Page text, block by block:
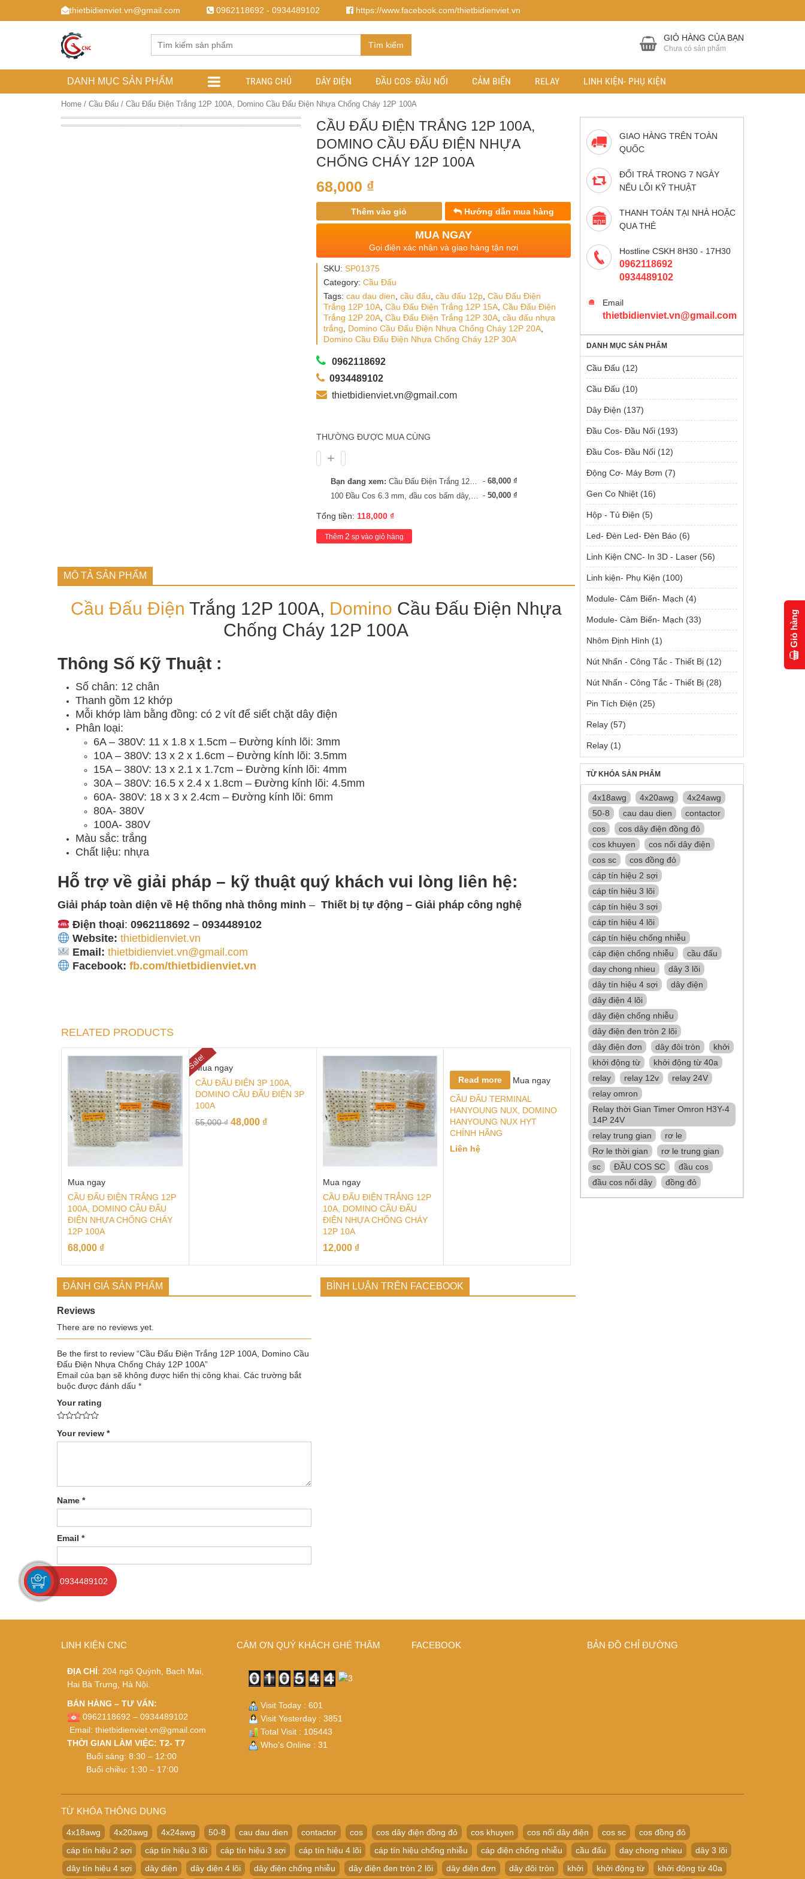
thietbidienviet.vn@gmail.com 0962118692 - 0934489102 https://www.facebook.com/thietbidienviet.vn
Tìm kiếm
GIỎ HÀNG CỦA BẠN
Chưa có sản phẩm
DANH MỤC SẢN PHẨM TRANG CHỦ DÂY ĐIỆN ĐẦU COS- ĐẦU NỐI CẢM BIẾN RELAY LINH KIỆN- PHỤ KIỆN
Home / Cầu Đấu / Cầu Đấu Điện Trắng 12P 100A, Domino Cầu Đấu Điện Nhựa Chống Cháy 12P 100A
CẦU ĐẤU ĐIỆN TRẮNG 12P 100A,
DOMINO CẦU ĐẤU ĐIỆN NHỰA
CHỐNG CHÁY 12P 100A
68,000 ₫
Thêm vào giỏ Hướng dẫn mua hàng
MUA NGAY
Gọi điện xác nhận và giao hàng tận nơi
SKU: SP01375
Category: Cầu Đấu
Tags: cau dau dien cầu đấu cầu đấu 12p, Cầu Đấu Điện
Trắng 12P 10A, Cầu Đấu Điện Trắng 12P 15A, Cầu Đấu Điện
Trắng 12P 20A, Cầu Đấu Điện Trắng 12P 30A, cầu đấu nhựa
trắng
Domino Cầu Đấu Điện Nhựa Chống Cháy 12P 20A,
Domino Cầu Đấu Điện Nhựa Chống Cháy 12P 30A
0962118692
0934489102
thietbidienviet.vn@gmail.com
THƯỜNG ĐƯỢC MUA CÙNG
Bạn đang xem: Cầu Đấu Điện Trắng 12P 100A, Domino Cầu Đấu Điện Nhựa Chống Cháy 12P 100A - 68,000 ₫
- 50,000 ₫
Tổng tiền: 118,000 ₫
Thêm 2 sp vào giỏ hàng
MÔ TẢ SẢN PHẨM
Cầu Đấu Điện Trắng 12P 100A, Domino Cầu Đấu Điện Nhựa
Chống Cháy 12P 100A
Thông Số Kỹ Thuật :
Số chân: 12 chân
Thanh gồm 12 khớp
Mỗi khớp làm bằng đồng: có 2 vít để siết chặt dây điện
Phân loại:
6A – 380V: 11 x 1.8 x 1.5cm – Đường kính lõi: 3mm
10A – 380V: 13 x 2 x 1.6cm – Đường kính lõi: 3.5mm
15A – 380V: 13 x 2.1 x 1.7cm – Đường kính lõi: 4mm
30A – 380V: 16.5 x 2.4 x 1.8cm – Đường kính lõi: 4.5mm
60A- 380V: 18 x 3 x 2.4cm – Đường kính lõi: 6mm
80A- 380V
100A- 380V
Màu sắc: trắng
Chất liệu: nhựa
Hỗ trợ về giải pháp – kỹ thuật quý khách vui lòng liên hệ:
Giải pháp toàn diện về Hệ thống nhà thông minh – Thiết bị tự động – Giải pháp công nghệ
Điện thoại: 0962118692 – 0934489102
Website: thietbidienviet.vn
Email: thietbidienviet.vn@gmail.com
Facebook: fb.com/thietbidienviet.vn
RELATED PRODUCTS
Mua ngay
CẦU ĐẤU ĐIỆN TRẮNG 12P
100A, DOMINO CẦU ĐẤU
ĐIỆN NHỰA CHỐNG CHÁY
12P 100A
68,000 ₫
Sale!
Mua ngay
CẦU ĐẤU ĐIỆN 3P 100A,
DOMINO CẦU ĐẤU ĐIỆN 3P
100A
55,000₫ 48,000 ₫
Mua ngay
CẦU ĐẤU ĐIỆN TRẮNG 12P
10A, DOMINO CẦU ĐẤU
ĐIỆN NHỰA CHỐNG CHÁY
12P 10A
12,000 ₫
Read more
Mua ngay
CẦU ĐẤU TERMINAL
HANYOUNG NUX, DOMINO
HANYOUNG NUX HYT
CHÍNH HÃNG
Liên hệ
ĐÁNH GIÁ SẢN PHẨM
Reviews
There are no reviews yet.
Be the first to review “Cầu Đấu Điện Trắng 12P 100A, Domino Cầu
Đấu Điện Nhựa Chống Cháy 12P 100A”
Email của bạn sẽ không được hiển thị công khai. Các trường bắt
buộc được đánh dấu *
Your rating
Your review *
Name *
Email *
BÌNH LUẬN TRÊN FACEBOOK
GIAO HÀNG TRÊN TOÀN
QUỐC
ĐỔI TRẢ TRONG 7 NGÀY
NẾU LỖI KỸ THUẬT
THANH TOÁN TẠI NHÀ HOẶC
QUA THẺ
Hostline CSKH 8H30 - 17H30
0962118692
0934489102
Email
thietbidienviet.vn@gmail.com
DANH MỤC SẢN PHẨM
Cầu Đấu (12)
Cầu Đấu (10)
Dây Điện (137)
Đầu Cos- Đầu Nối (193)
Đầu Cos- Đầu Nối (12)
Động Cơ- Máy Bơm (7)
Gen Co Nhiệt (16)
Hộp - Tủ Điện (5)
Led- Đèn Led- Đèn Báo (6)
Linh Kiện CNC- In 3D - Laser (56)
Linh kiện- Phụ Kiện (100)
Module- Cảm Biến- Mạch (4)
Module- Cảm Biến- Mạch (33)
Nhôm Định Hình (1)
Nút Nhấn - Công Tắc - Thiết Bị (12)
Nút Nhấn - Công Tắc - Thiết Bị (28)
Pin Tích Điện (25)
Relay (57)
Relay (1)
TỪ KHÓA SẢN PHẨM
4x18awg 4x20awg
4x24awg
50-8
cau dau dien
contactor
cos
cos dây điện đồng đỏ
cos khuyen
cos nối dây điện
cos sc
cos đồng đỏ
cáp tín hiệu 2 sợi
cáp tín hiệu 3 lõi
cáp tín hiệu 3 sợi
cáp tín hiệu 4 lõi
cáp tín hiệu chống nhiễu
cáp điện chống nhiễu
cầu đấu
day chong nhieu
dây 3 lõi
dây tín hiệu 4 sợi
dây điện
dây điện 4 lõi
dây điện chống nhiễu
dây điện đen tròn 2 lõi
dây điện đơn
dây đôi tròn
khởi
khởi động từ
khởi động từ 40a
relay
relay 12v
relay 24V
relay omron
Relay thời Gian Timer Omron H3Y-4
14P 24V
relay trung gian
rơ le
Rơ le thời gian
rơ le trung gian
sc
ĐẦU COS SC
đầu cos
đầu cos nối dây
đồng đỏ
LINH KIỆN CNC
ĐỊA CHỈ: 204 ngõ Quỳnh, Bạch Mai,
Hai Bà Trưng, Hà Nội.
BÁN HÀNG – TƯ VẤN:
0962118692 – 0934489102
Email: thietbidienviet.vn@gmail.com
THỜI GIAN LÀM VIỆC: T2- T7
Buổi sáng: 8:30 – 12:00
Buổi chiều: 1:30 – 17:00
CÁM ƠN QUÝ KHÁCH GHÉ THĂM
Visit Today : 601
Visit Yesterday : 3851
Total Visit : 105443
Who's Online : 31
FACEBOOK BẢN ĐỒ CHỈ ĐƯỜNG
TỪ KHÓA THÔNG DỤNG
4x18awg 4x20awg 4x24awg 50-8 cau dau dien contactor cos cos dây điện đồng đỏ cos khuyen cos nối dây điện cos sc
cos đồng đỏ
cáp tín hiệu 2 sợi
cáp tín hiệu 3 lõi cáp tín hiệu 3 sợi cáp tín hiệu 4 lõi cáp tín hiệu chống nhiễu cáp điện chống nhiễu cầu đấu day chong nhieu
dây 3 lõi
dây tín hiệu 4 sợi
dây điện dây điện 4 lõi dây điện chống nhiễu dây điện đen tròn 2 lõi dây điện đơn dây đôi tròn khởi khởi động từ khởi động từ 40a
0934489102
Giỏ hàng